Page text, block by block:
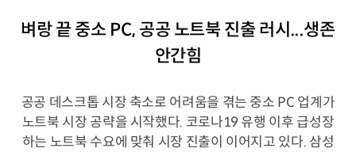
벼랑 끝 중소 PC, 공공 노트북 진출 러시...생존
안간힘
공공 데스크톱 시장 축소로 어려움을 겪는 중소 PC 업계가
노트북 시장 공략을 시작했다. 코로나19 유행 이후 급성장
하는 노트북 수요에 맞춰 시장 진출이 이어지고 있다. 삼성